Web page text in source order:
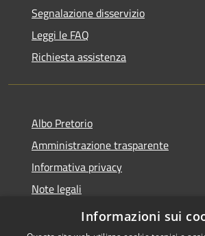
Segnalazione disservizio
Leggi le FAQ
Richiesta assistenza
Albo Pretorio
Amministrazione trasparente
Informativa privacy
Note legali
Dichiarazione di accessibilità
Informazioni sui